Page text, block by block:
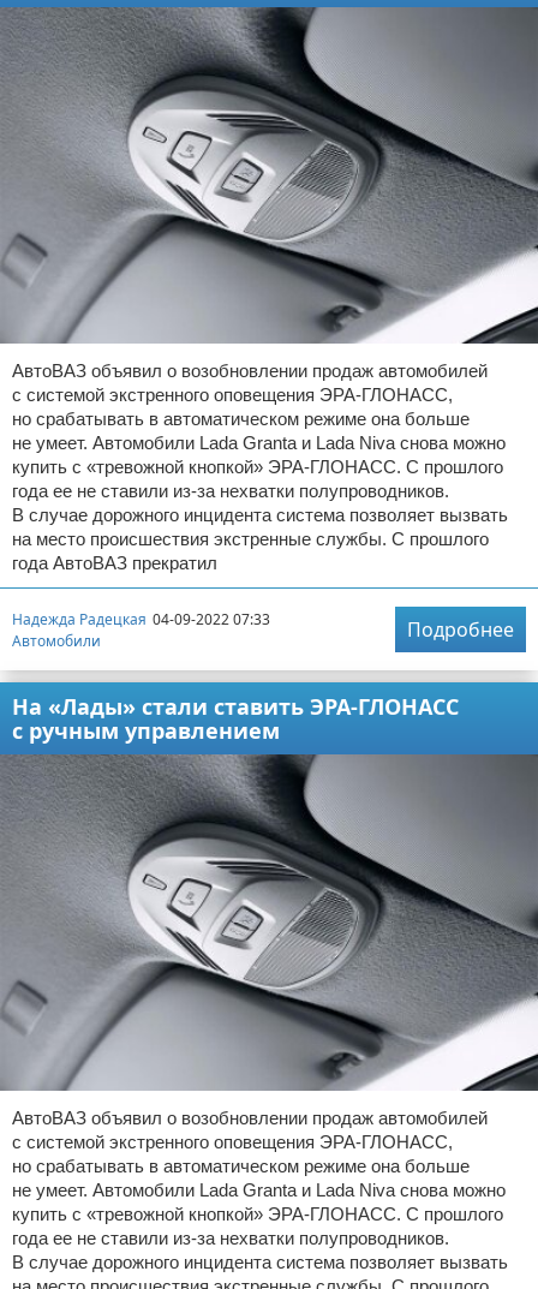
АвтоВАЗ объявил о возобновлении продаж автомобилей
с системой экстренного оповещения ЭРА-ГЛОНАСС,
но срабатывать в автоматическом режиме она больше
не умеет. Автомобили Lada Granta и Lada Niva снова можно
купить с «тревожной кнопкой» ЭРА-ГЛОНАСС. С прошлого
года ее не ставили из-за нехватки полупроводников.
В случае дорожного инцидента система позволяет вызвать
на место происшествия экстренные службы. С прошлого
года АвтоВАЗ прекратил
Надежда Радецкая 04-09-2022 07:33
Автомобили
Подробнее
На «Лады» стали ставить ЭРА-ГЛОНАСС
с ручным управлением
АвтоВАЗ объявил о возобновлении продаж автомобилей
с системой экстренного оповещения ЭРА-ГЛОНАСС,
но срабатывать в автоматическом режиме она больше
не умеет. Автомобили Lada Granta и Lada Niva снова можно
купить с «тревожной кнопкой» ЭРА-ГЛОНАСС. С прошлого
года ее не ставили из-за нехватки полупроводников.
В случае дорожного инцидента система позволяет вызвать